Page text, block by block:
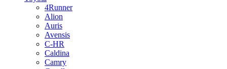
4Runner
Alion
Auris
Avensis
C-HR
Caldina
Camry